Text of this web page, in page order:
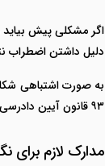
اگر مشکلی پیش
دلیل داشتن اضطراب
به صورت اشتباهی
۹۳ قانون آیین دادرسی مدنی آمده است: " اصحاب دعوا می‌توانند در جلسه دادرسی حضور یافته یا لایحه ارسال نمایند".
مدارک لازم برای